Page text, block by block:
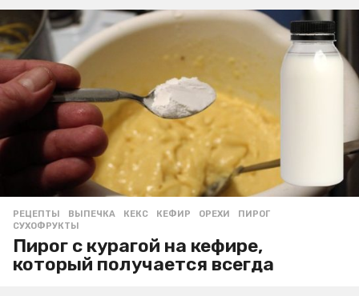
РЕЦЕПТЫ ВЫПЕЧКА ,КЕКС ,КЕФИР ,ОРЕХИ ,ПИРОГ
СУХОФРУКТЫ
Пирог с курагой на кефире,
который получается всегда